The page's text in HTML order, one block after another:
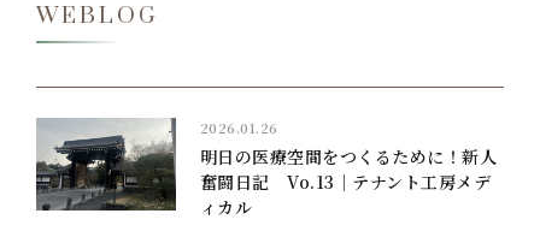
WEBLOG
2026.01.26
明日の医療空間をつくるために！新人
奮闘日記 Vo.13｜テナント工房メデ
ィカル